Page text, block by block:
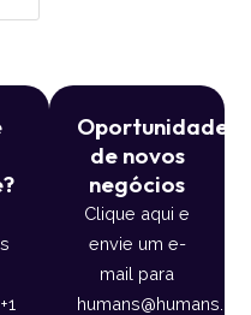
Oportunidade
de novos
negócios
Clique aqui e
envie um e-
mail para